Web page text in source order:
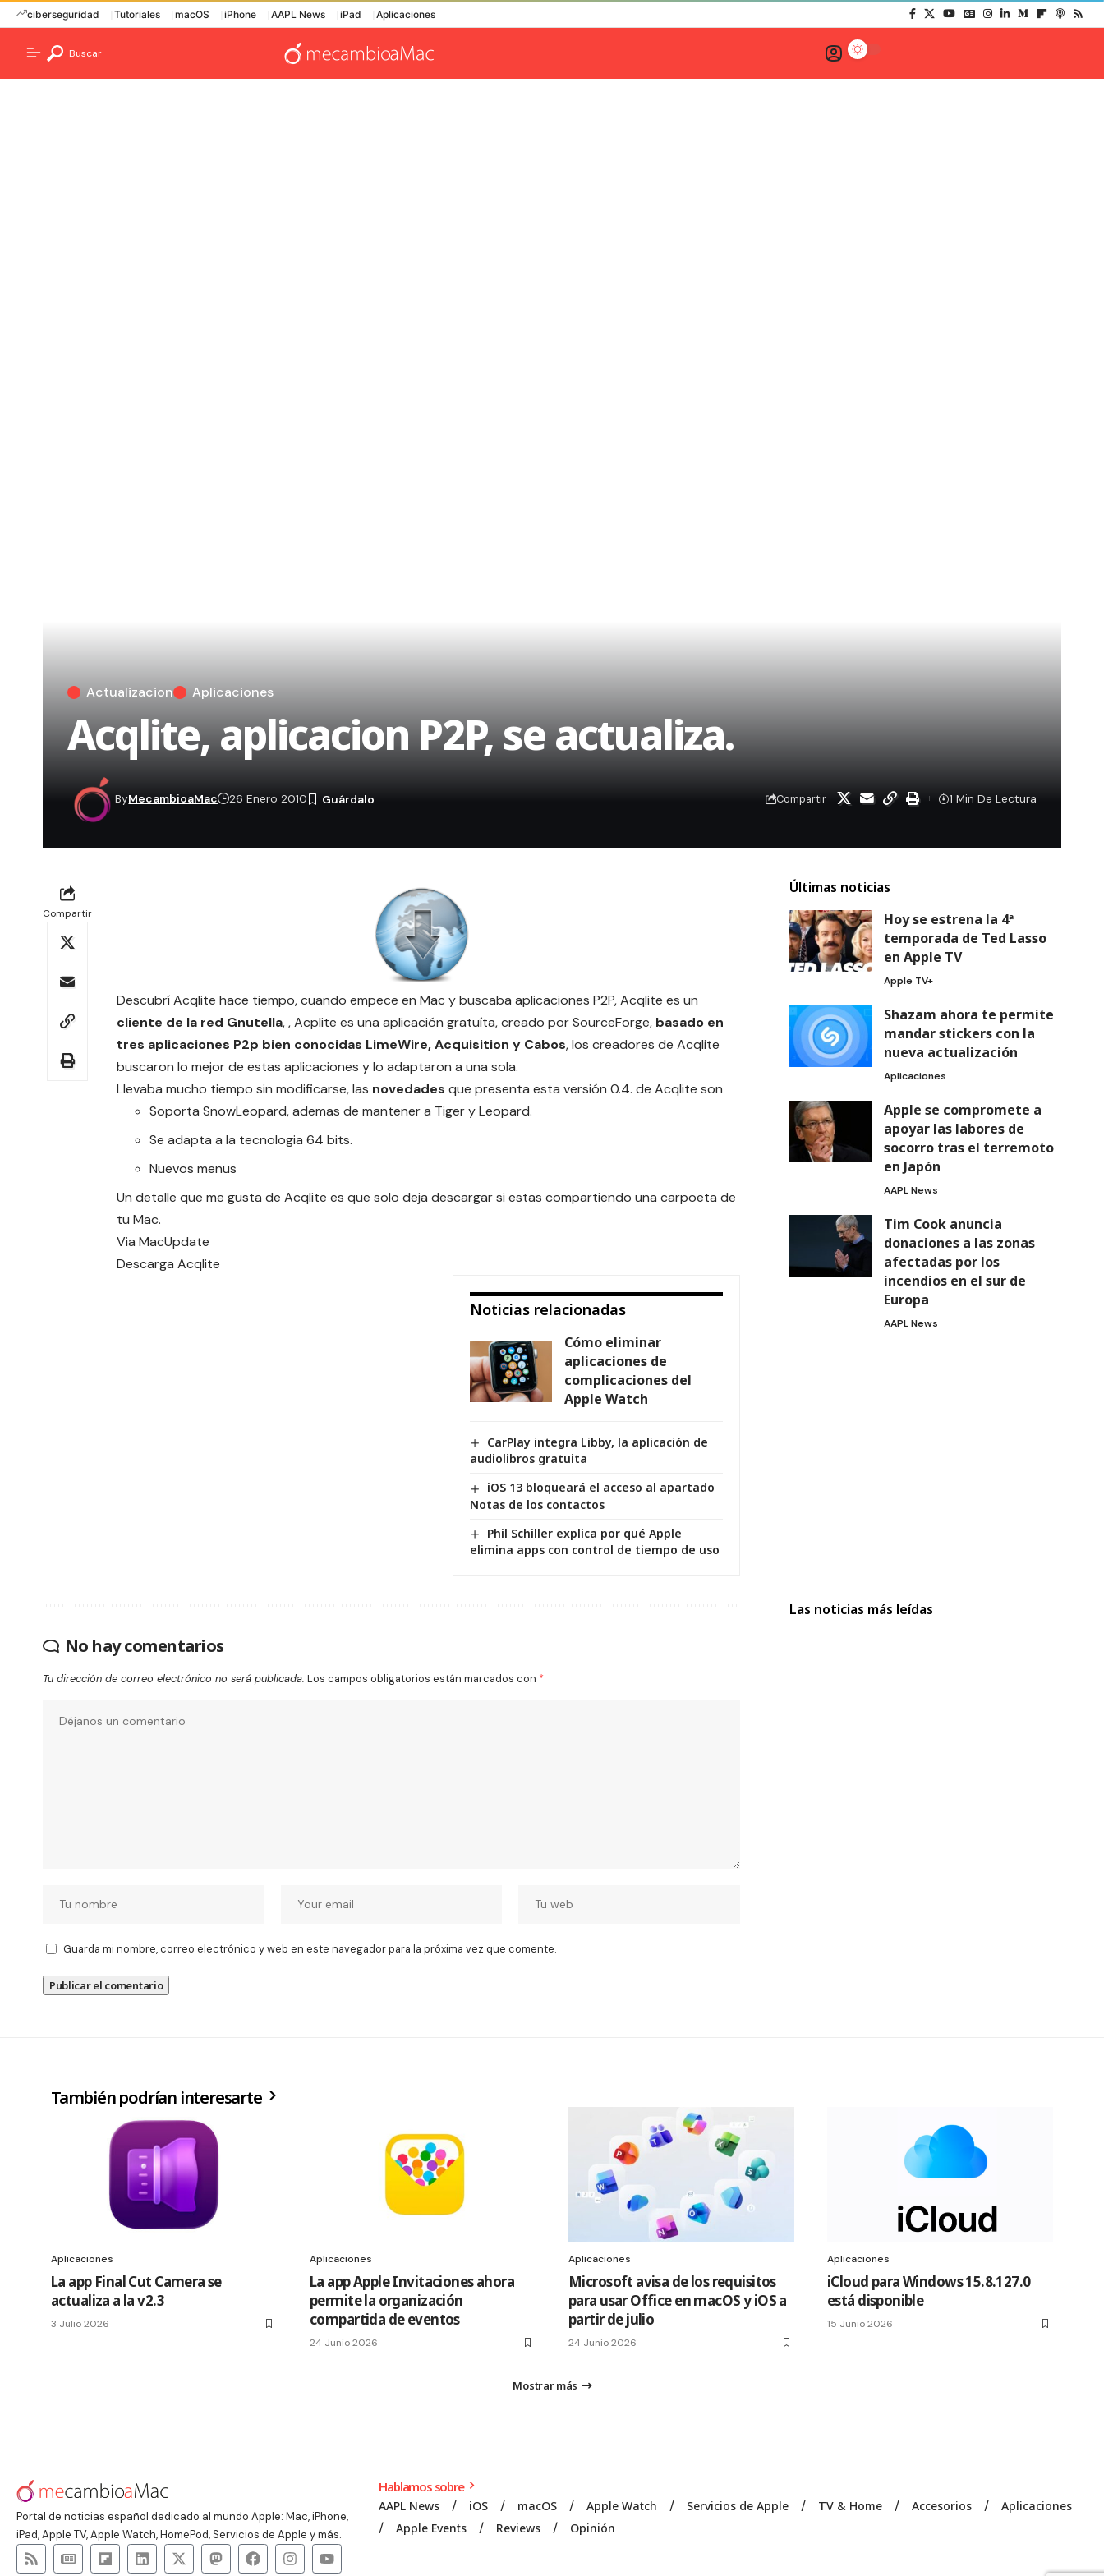
ciberseguridad Tutoriales macOS iPhone AAPL News iPad Aplicaciones
Buscar
Actualizacion Aplicaciones
Acqlite, aplicacion P2P, se actualiza.
ByMecambioaMac 26 Enero 2010 Compartir 1 Min De Lectura
Compartir
DescubríAcqlite hace tiempo, cuando empece en Mac y buscaba aplicaciones P2P, Acqlite es un
cliente de la red Gnutella, , Acplite es una aplicación gratuíta, creado por SourceForge, basado en
tres aplicaciones P2p bien conocidas LimeWire, Acquisition y Cabos, los creadores de Acqlite
buscaron lo mejor de estas aplicaciones y lo adaptaron a una sola.
Llevaba mucho tiempo sin modificarse, las novedades que presenta esta versión 0.4. de Acqlite son
Soporta SnowLeopard, ademas de mantener a Tiger y Leopard.
Se adapta a la tecnologia 64 bits.
Nuevos menus
Un detalle que me gusta de Acqlite es que solo deja descargar si estas compartiendo una carpoeta de
tu Mac.
Via MacUpdate
Descarga Acqlite
Noticias relacionadas
Cómo eliminar
aplicaciones de
complicaciones del
Apple Watch
CarPlay integra Libby, la aplicación de
audiolibros gratuita
iOS 13 bloqueará el acceso al apartado
Notas de los contactos
Phil Schiller explica por qué Apple
elimina apps con control de tiempo de uso
No hay comentarios
Tu dirección de correo electrónico no será publicada. Los campos obligatorios están marcados con *
Guarda mi nombre, correo electrónico y web en este navegador para la próxima vez que comente.
Últimas noticias
Hoy se estrena la 4ª
temporada de Ted Lasso
en Apple TV
Apple TV+
Shazam ahora te permite
mandar stickers con la
nueva actualización
Aplicaciones
Apple se compromete a
apoyar las labores de
socorro tras el terremoto
en Japón
AAPL News
Tim Cook anuncia
donaciones a las zonas
afectadas por los
incendios en el sur de
Europa
AAPL News
Las noticias más leídas
También podrían interesarte
Aplicaciones
La app Final Cut Camera se
actualiza a la v2.3
3 Julio 2026
Aplicaciones
La app Apple Invitaciones ahora
permite la organización
compartida de eventos
24 Junio 2026
Aplicaciones
Microsoft avisa de los requisitos
para usar Office en macOS y iOS a
partir de julio
24 Junio 2026
Aplicaciones
iCloud para Windows 15.8.127.0
está disponible
15 Junio 2026
Mostrar más
Portal de noticias español dedicado al mundo Apple: Mac, iPhone,
iPad, Apple TV, Apple Watch, HomePod, Servicios de Apple y más.
Hablamos sobre
AAPL News iOS macOS Apple Watch Servicios de Apple TV & Home Accesorios
Aplicaciones
Apple Events
Reviews Opinión